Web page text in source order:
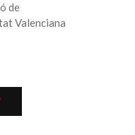
de
Valenciana